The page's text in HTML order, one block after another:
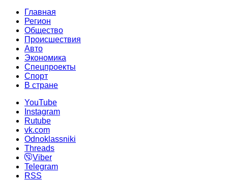
Главная
Регион
Общество
Происшествия
Авто
Экономика
Спецпроекты
Cпорт
В стране
YouTube
Instagram
Rutube
vk.com
Odnoklassniki
Threads
Viber
Telegram
RSS